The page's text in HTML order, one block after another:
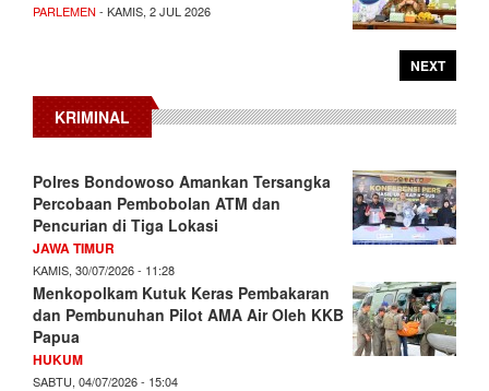
PARLEMEN - KAMIS, 2 JUL 2026
NEXT
KRIMINAL
Polres Bondowoso Amankan Tersangka
Percobaan Pembobolan ATM dan
Pencurian di Tiga Lokasi
JAWA TIMUR
KAMIS, 30/07/2026 - 11:28
Menkopolkam Kutuk Keras Pembakaran
dan Pembunuhan Pilot AMA Air Oleh KKB
Papua
HUKUM
SABTU, 04/07/2026 - 15:04